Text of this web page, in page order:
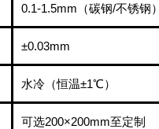
0.1-1.5mm（碳钢/不锈钢）
±0.03mm
水冷（恒温±1℃）
可选200×200mm至定制